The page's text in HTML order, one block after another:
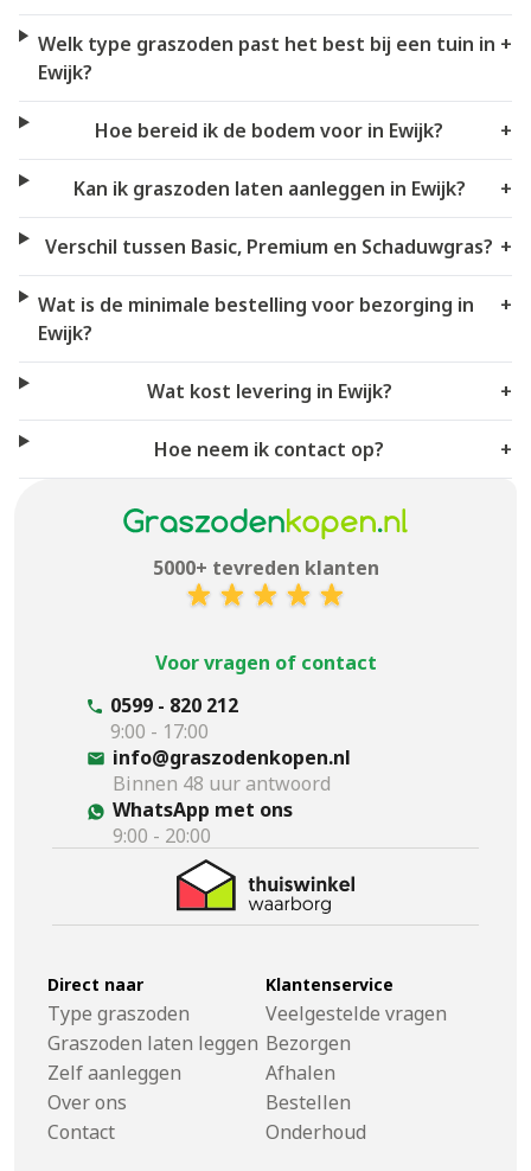
Welk type graszoden past het best bij een tuin in
Ewijk?
+
Hoe bereid ik de bodem voor in Ewijk? +
Kan ik graszoden laten aanleggen in Ewijk? +
Verschil tussen Basic, Premium en Schaduwgras? +
Wat is de minimale bestelling voor bezorging in
Ewijk?
+
Wat kost levering in Ewijk? +
Hoe neem ik contact op? +
5000+ tevreden klanten
Voor vragen of contact
0599 - 820 212
9:00 - 17:00
info@graszodenkopen.nl
Binnen 48 uur antwoord
WhatsApp met ons
9:00 - 20:00
Direct naar
Type graszoden
Graszoden laten leggen
Zelf aanleggen
Over ons
Contact
Klantenservice
Veelgestelde vragen
Bezorgen
Afhalen
Bestellen
Onderhoud